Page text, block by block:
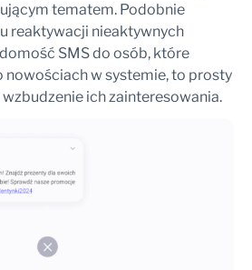
tematem. Podobnie
reaktywacji nieaktywnych
SMS do osób, które
nowościach w systemie, to prosty
ich zainteresowania.